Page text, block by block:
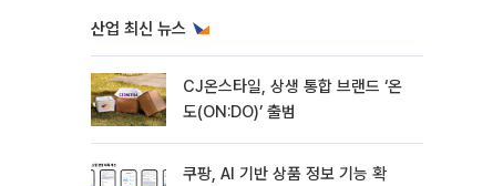
산업 최신 뉴스
CJ온스타일, 상생 통합 브랜드 ‘온
도(ON:DO)’ 출범
쿠팡, AI 기반 상품 정보 기능 확